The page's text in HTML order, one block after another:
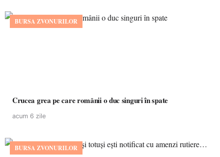
BURSA ZVONURILOR
Crucea grea pe care românii o duc singuri în spate
acum 6 zile
BURSA ZVONURILOR